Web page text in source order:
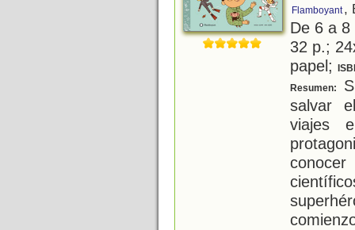
Flamboyant ,
De 6 a
32 p.;
papel;
Resumen:
salvar
viajes